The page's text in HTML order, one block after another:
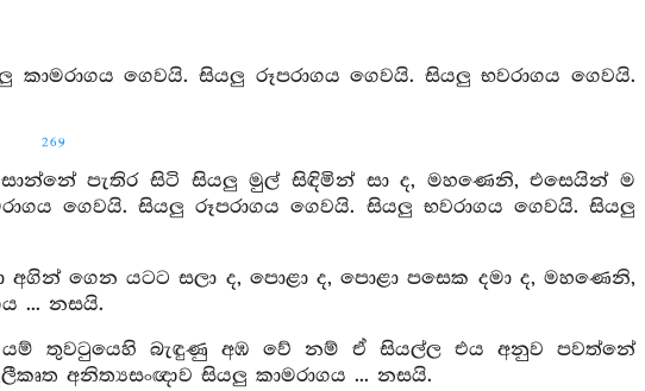
ගෙවයි. සියලු රූපරාගය ගෙවයි. සියලු භවරාගය ගෙවයි.
269
පැතිර සිටි සියලු මුල් සිඳිමින් සා ද, මහණෙනි, එසෙයින් ම
ගෙවයි. සියලු රූපරාගය ගෙවයි. සියලු භවරාගය ගෙවයි. සියලු
ගෙන යටට සලා ද, පොළා ද, පොළා පසෙක දමා ද, මහණෙනි,
... නසයි.
තුවටුයෙහි බැඳුණු අඹ වේ නම් ඒ සියල්ල එය අනුව පවත්නේ
අනිත්‍යසංඥාව සියලු කාමරාගය ... නසයි.